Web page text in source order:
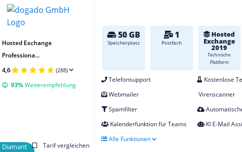
50 GB
Speicherplatz
1
Postfach
Hosted
Exchange
2019
Technische
Plattform
Telefonsupport
Kostenlose
Webmailer
Virenscanner
Spamfilter
Kalenderfunktion für Teams
KI E-Mail
Alle Funktionen
Diamant
Tarif vergleichen
Hosted Exchange
Professiona...
4,6 (288)
93%Weiterempfehlung